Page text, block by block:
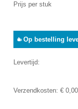
Prijs per stuk
Op bestelling
Levertijd:
Verzendkosten: €